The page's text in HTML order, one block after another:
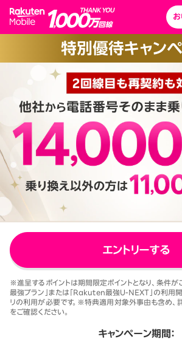
Rakuten Mobile
特別優待キャン
エントリーする
※進呈するポイントは期間限定ポイントとなり、条件
最強プラン」または「Rakuten最強U-NEXT」の利
リの利用が必要です。※特典適用対象外事由も含め、
をご確認ください。
キャンペーン期間：
※1 同一名義で累計5回線以上ご契約の場合、
線につき3,500円（税込3,850円、開通翌々月に確定
天モバイルがサービスを本格開始した2020年4
たすべての回線（解約済みの回線も含む）の合計数